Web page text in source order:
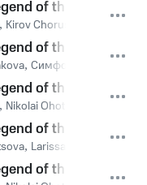
of the invisible
, Kirov Chorus, St Petersburg
of the invisible
, Симфонический
of the invisible
, Nikolai Ohotnikov
of the invisible
, Larissa Diadkova
of the invisible